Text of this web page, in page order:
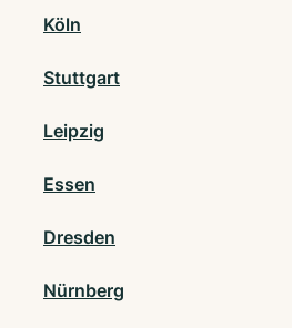
Köln
Stuttgart
Leipzig
Essen
Dresden
Nürnberg